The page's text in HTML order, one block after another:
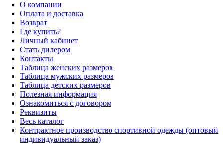
О компании
Оплата и доставка
Возврат
Где купить?
Личный кабинет
Стать дилером
Контакты
Таблица женских размеров
Таблица мужских размеров
Таблица детских размеров
Полезная информация
Ознакомиться с договором
Реквизиты
Весь каталог
Контрактное производство спортивной одежды (оптовый
индивидуальный заказ)